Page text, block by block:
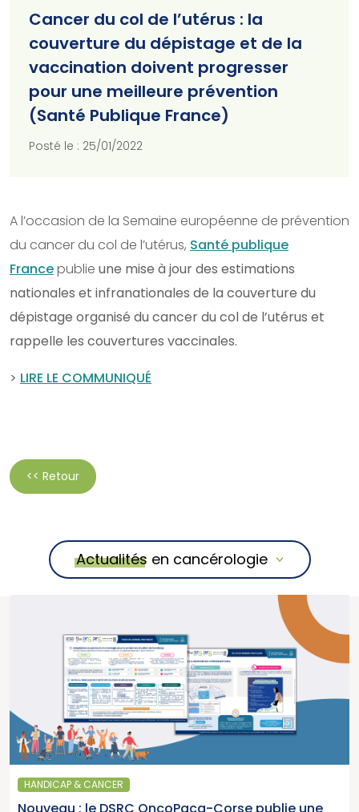
Cancer du col de l’utérus : la
couverture du dépistage et de la
vaccination doivent progresser
pour une meilleure prévention
(Santé Publique France)
Posté le : 25/01/2022
A l’occasion de la Semaine européenne de prévention
du cancer du col de l’utérus, Santé publique
Francepublie une mise à jour des estimations
nationales et infranationales de la couverture du
dépistage organisé du cancer du col de l’utérus et
rappelle les couvertures vaccinales.
> LIRE LE COMMUNIQUÉ
<< Retour
Actualités en cancérologie
HANDICAP & CANCER